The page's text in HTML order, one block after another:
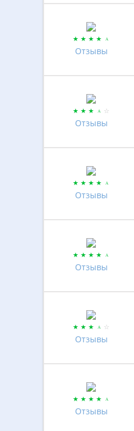
Отзывы
Отзывы
Отзывы
Отзывы
Отзывы
Отзывы